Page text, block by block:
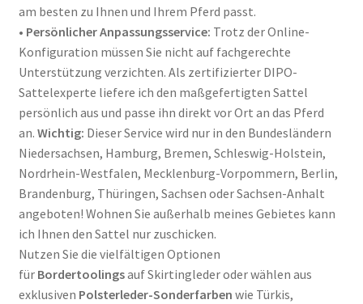
am besten zu Ihnen und Ihrem Pferd passt.
• Persönlicher Anpassungsservice: Trotz der Online-
Konfiguration müssen Sie nicht auf fachgerechte
Unterstützung verzichten. Als zertifizierter DIPO-
Sattelexperte liefere ich den maßgefertigten Sattel
persönlich aus und passe ihn direkt vor Ort an das Pferd
an. Wichtig: Dieser Service wird nur in den Bundesländern
Niedersachsen, Hamburg, Bremen, Schleswig-Holstein,
Nordrhein-Westfalen, Mecklenburg-Vorpommern, Berlin,
Brandenburg, Thüringen, Sachsen oder Sachsen-Anhalt
angeboten! Wohnen Sie außerhalb meines Gebietes kann
ich Ihnen den Sattel nur zuschicken.
Nutzen Sie die vielfältigen Optionen
für Bordertoolingsauf Skirtingleder oder wählen aus
exklusiven Polsterleder-Sonderfarben wie Türkis,